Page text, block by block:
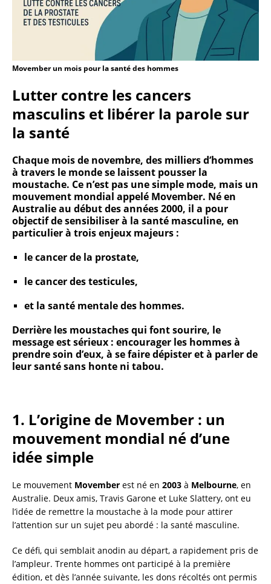
Movember un mois pour la santé des hommes
Lutter contre les cancers
masculins et libérer la parole sur
la santé
Chaque mois de novembre, des milliers d’hommes
à travers le monde se laissent pousser la
moustache. Ce n’est pas une simple mode, mais un
mouvement mondial appelé Movember. Né en
Australie au début des années 2000, il a pour
objectif de sensibiliser à la santé masculine, en
particulier à trois enjeux majeurs :
le cancer de la prostate,
le cancer des testicules,
et la santé mentale des hommes.
Derrière les moustaches qui font sourire, le
message est sérieux : encourager les hommes à
prendre soin d’eux, à se faire dépister et à parler de
leur santé sans honte ni tabou.
1. L’origine de Movember : un
mouvement mondial né d’une
idée simple
Le mouvement Movember est né en 2003 à Melbourne, en
Australie. Deux amis, Travis Garone et Luke Slattery, ont eu
l’idée de remettre la moustache à la mode pour attirer
l’attention sur un sujet peu abordé : la santé masculine.
Ce défi, qui semblait anodin au départ, a rapidement pris de
l’ampleur. Trente hommes ont participé à la première
édition, et dès l’année suivante, les dons récoltés ont permis